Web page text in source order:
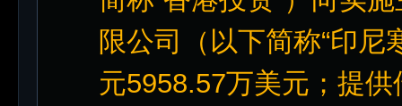
限公司（以下简称“印尼
元5958.57万美元；提